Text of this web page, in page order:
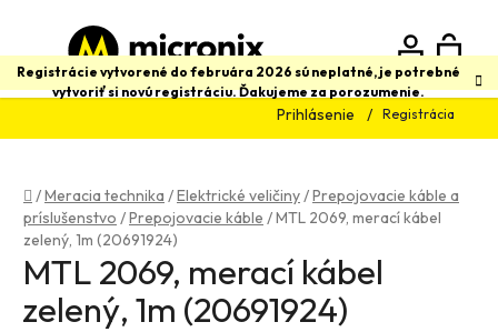
obsah
Registrácie vytvorené do februára 2026 sú neplatné, je potrebné
vytvoriť si novú registráciu. Ďakujeme za porozumenie.
Prihlásenie Registrácia
Hľadať
Domov
/Meracia technika /Elektrické veličiny/Prepojovacie káble a
príslušenstvo /Prepojovacie káble /MTL 2069, merací kábel
zelený, 1m (20691924)
MTL 2069, merací kábel
zelený, 1m (20691924)